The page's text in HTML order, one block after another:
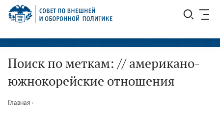
Перейти
СВОП
Поиск по меткам: // американо-
южнокорейские отношения
Главная ›